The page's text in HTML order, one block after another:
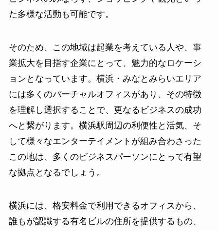
た多様な活動も可能です。
そのため、この地域は起業を考えている人や、事
業拡大を目指す企業にとって、魅力的なロケーシ
ョンとなっています。横浜・みなとみらいエリア
には多くのバーチャルオフィスがあり、その特徴
を理解し選択することで、更なるビジネスの成功
へと繋がります。横浜駅周辺の利便性と活気、そ
して様々なエンターテイメントが組み合わさった
この地は、多くのビジネスパーソンにとって有望
な拠点となるでしょう。
横浜には、格安料金で利用できるオフィスから、
誰もが認識する有名ビルの住所を提供するもの、